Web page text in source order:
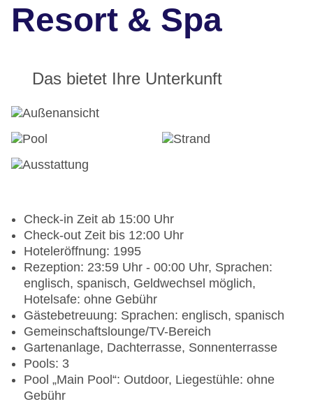
Resort & Spa
Das bietet Ihre Unterkunft
Check-in Zeit ab 15:00 Uhr
Check-out Zeit bis 12:00 Uhr
Hoteleröffnung: 1995
Rezeption: 23:59 Uhr - 00:00 Uhr, Sprachen:
englisch, spanisch, Geldwechsel möglich,
Hotelsafe: ohne Gebühr
Gästebetreuung: Sprachen: englisch, spanisch
Gemeinschaftslounge/TV-Bereich
Gartenanlage, Dachterrasse, Sonnenterrasse
Pools: 3
Pool „Main Pool“: Outdoor, Liegestühle: ohne
Gebühr